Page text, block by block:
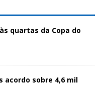
quartas da Copa do
acordo sobre 4,6 mil